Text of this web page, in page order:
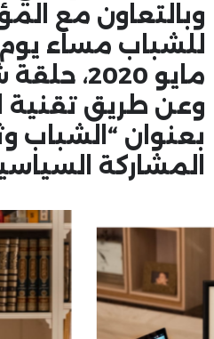
وبالتعاون مع
مايو
وعن طريق تقنية
بعنوان “الشباب
المشاركة